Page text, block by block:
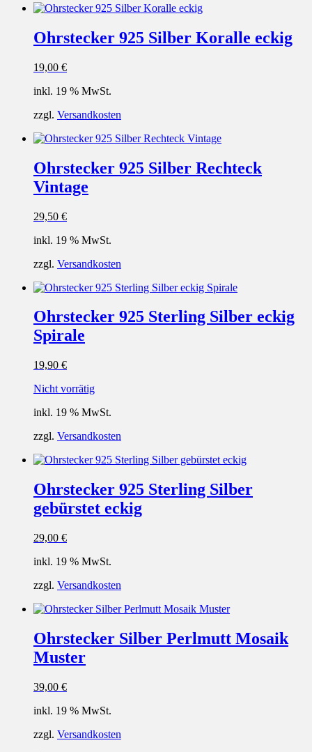
Ohrstecker 925 Silber Koralle eckig
19,00 €
inkl. 19 % MwSt.
zzgl. Versandkosten
Ohrstecker 925 Silber Rechteck
Vintage
29,50 €
inkl. 19 % MwSt.
zzgl. Versandkosten
Ohrstecker 925 Sterling Silber eckig
Spirale
19,90 €
Nicht vorrätig
inkl. 19 % MwSt.
zzgl. Versandkosten
Ohrstecker 925 Sterling Silber
gebürstet eckig
29,00 €
inkl. 19 % MwSt.
zzgl. Versandkosten
Ohrstecker Silber Perlmutt Mosaik
Muster
39,00 €
inkl. 19 % MwSt.
zzgl. Versandkosten